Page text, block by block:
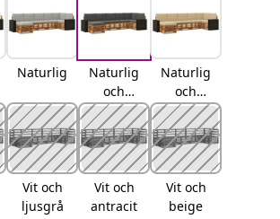
Naturlig
Naturlig
och
antracit
Naturlig
och
beige
Vit och
ljusgrå
Vit och
antracit
Vit och
beige